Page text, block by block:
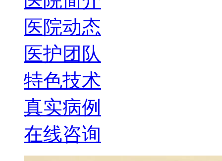
医院动态
医护团队
特色技术
真实病例
在线咨询